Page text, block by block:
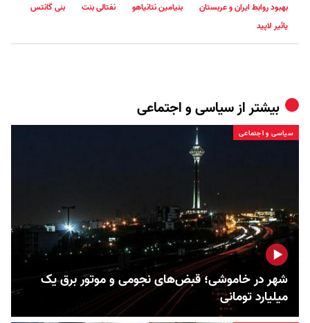
بهبود روابط ایران و عربستان
بنیامین نتانیاهو نفتالی بنت
بنی گانتس
یائیر لاپید
بیشتر ازسیاسی و اجتماعی
سیاسی و اجتماعی
شهر در خاموشی؛ قبض‌های نجومی و موتور برق یک
میلیارد تومانی